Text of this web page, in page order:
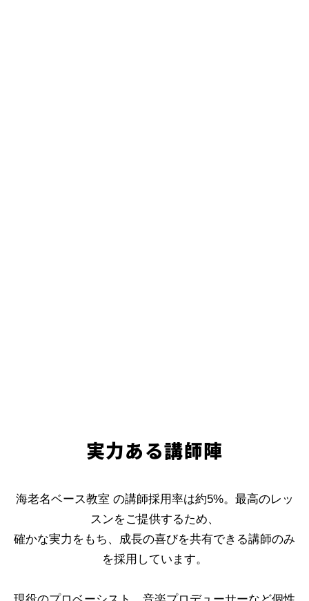
実力ある講師陣
海老名ベース教室 の講師採用率は約5%。最高のレッ
スンをご提供するため、
確かな実力をもち、成長の喜びを共有できる講師のみ
を採用しています。